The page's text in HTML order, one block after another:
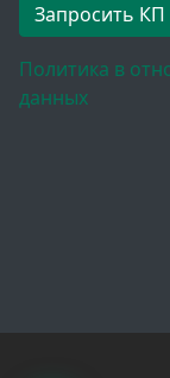
Запросить КП
Политика в
данных